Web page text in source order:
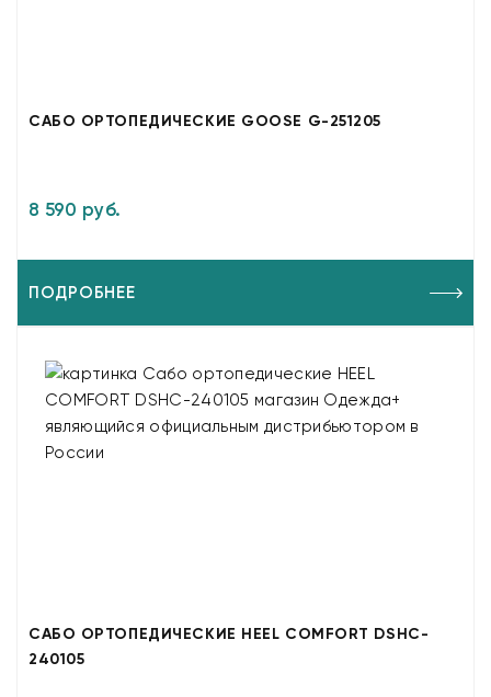
САБО ОРТОПЕДИЧЕСКИЕ GOOSE G-251205
8 590 руб.
ПОДРОБНЕЕ
САБО ОРТОПЕДИЧЕСКИЕ HEEL COMFORT DSHC-
240105